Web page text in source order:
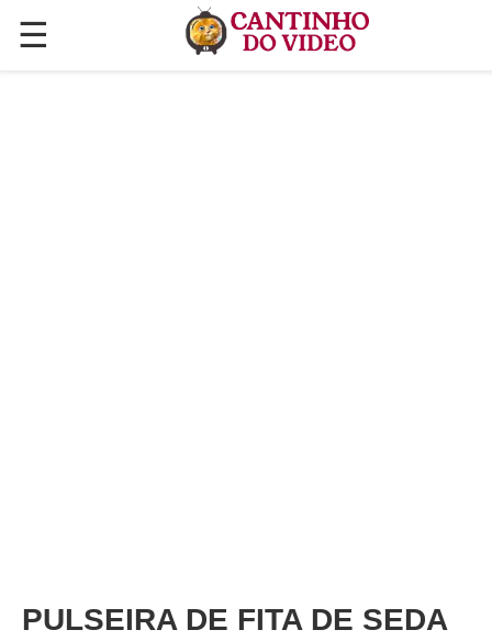
☰
✕
PULSEIRA DE FITA DE SEDA